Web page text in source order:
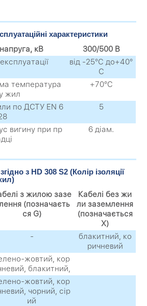
характеристики
кВ
300/500 В
від -25°С до+40°
С
температура
жил
+70°С
по ДСТУ EN 6
5
вигину при пр
6 діам.
з HD 308 S2 (Колір ізоляції
з жилою зазе
(позначаєть
ся G)
Кабелі без жи
ли заземлення
(позначається
X)
-
блакитний, ко
ричневий
жовтий, кор
блакитний,
жовтий, кор
чорний, сір
ий